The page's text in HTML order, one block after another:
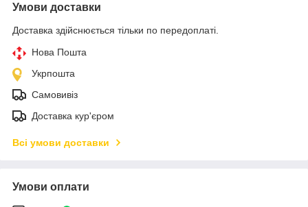
Умови доставки
Доставка здійснюється тільки по передоплаті.
Нова Пошта
Укрпошта
Самовивіз
Доставка кур'єром
Всі умови доставки
Умови оплати